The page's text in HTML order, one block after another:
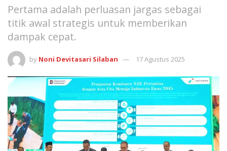
Pertama adalah perluasan jargas sebagai
titik awal strategis untuk memberikan
dampak cepat.
by Noni Devitasari Silaban 17 Agustus 2025